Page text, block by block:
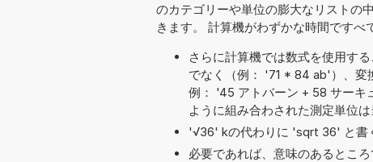
のカテゴリーや単位の膨大なリストの
きます。 計算機がわずかな時間ですべ
さらに計算機では数式を使用す
でなく（例： '71 * 84 ab'）、変
例： '45 アトバーン + 58 サー
ように組み合わされた測定単位
'√36' kの代わりに 'sqrt 36' と書
必要であれば、意味のあるとこ